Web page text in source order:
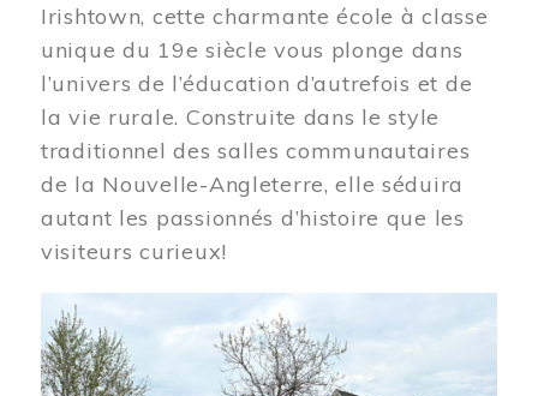
Irishtown, cette charmante école à classe
unique du 19e siècle vous plonge dans
l’univers de l’éducation d’autrefois et de
la vie rurale. Construite dans le style
traditionnel des salles communautaires
de la Nouvelle-Angleterre, elle séduira
autant les passionnés d’histoire que les
visiteurs curieux!
Image